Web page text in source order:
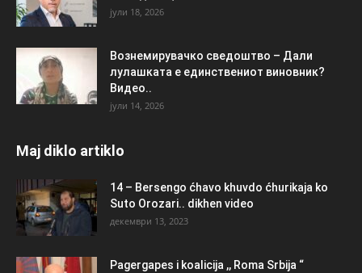
јули 18, 2026
Вознемирувачко сведоштво – Дали
лулашката е единствениот виновник?
Видео..
јули 14, 2026
Maj diklo artiklo
14 – Bersengo ćhavo khuvdo ćhurikaja ko
Suto Orozari.. dikhen video
декември 13, 2023
Pagergapes i koalicija ,, Roma Srbija “